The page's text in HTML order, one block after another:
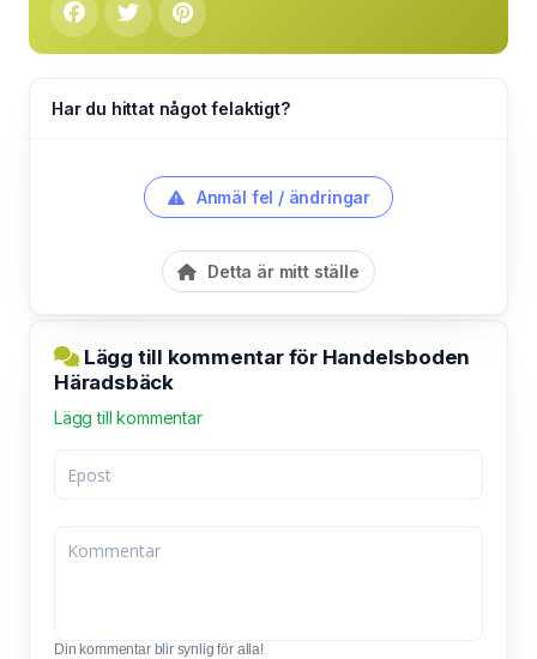
Har du hittat något felaktigt?
Anmäl fel / ändringar
Detta är mitt ställe
Lägg till kommentar för Handelsboden
Häradsbäck
Lägg till kommentar
Din kommentar blir synlig för alla!